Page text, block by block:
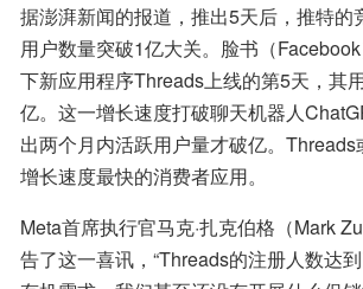
据澎湃新闻的报道，推出5天后，推特的
用户数量突破1亿大关。脸书（
下新应用程序Threads上线的第5天，其
亿。这一增长速度打破聊天机器人
出两个月内活跃用户量才破亿。
增长速度最快的消费者应用。
Meta首席执行官马克·扎克伯格（Mark
告了这一喜讯，“Threads的注册人数达